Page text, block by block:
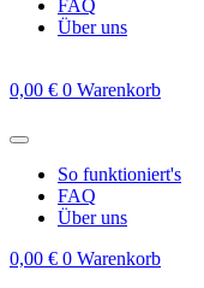
FAQ
Über uns
0,00 € 0 Warenkorb
So funktioniert's
FAQ
Über uns
0,00 € 0 Warenkorb